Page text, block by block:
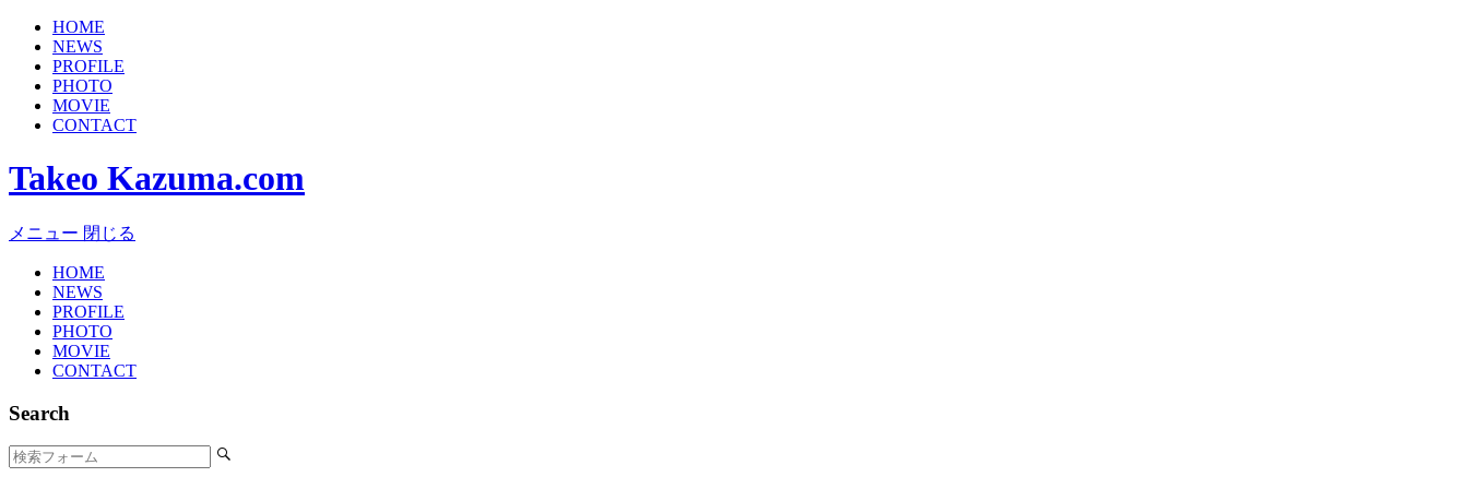
HOME
NEWS
PROFILE
PHOTO
MOVIE
CONTACT
Takeo Kazuma.com
メニュー 閉じる
HOME
NEWS
PROFILE
PHOTO
MOVIE
CONTACT
Search